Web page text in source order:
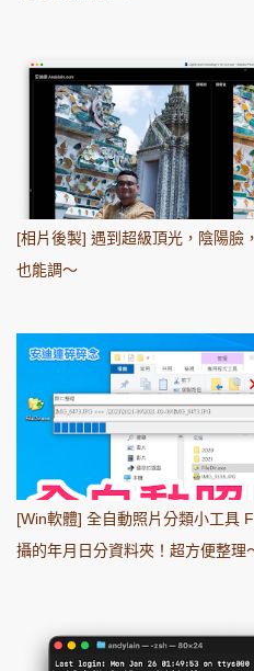
[相片後製] 遇到超級頂光，陰陽臉
也能調～
[Win軟體] 全自動照片分類小工具
攝的年月日分資料夾！超方便整理